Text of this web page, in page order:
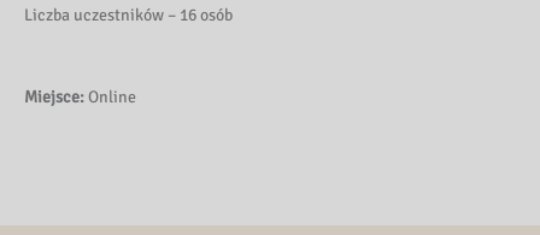
Liczba uczestników – 16 osób
Miejsce:Online